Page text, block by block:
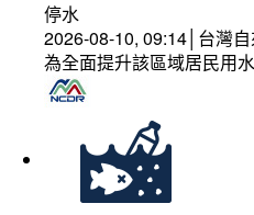
停水
2026-08-10, 09:14│台灣
為全面提升該區域居民用